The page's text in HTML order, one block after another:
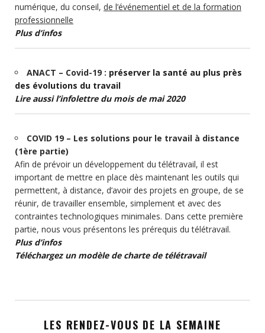
numérique, du conseil, de l’événementiel et de la formation
professionnelle
Plus d’infos
ANACT – Covid-19 : préserver la santé au plus près
des évolutions du travail
Lire aussi l’infolettre du mois de mai 2020
COVID 19 – Les solutions pour le travail à distance
(1ère partie)
Afin de prévoir un développement du télétravail, il est
important de mettre en place dès maintenant les outils qui
permettent, à distance, d’avoir des projets en groupe, de se
réunir, de travailler ensemble, simplement et avec des
contraintes technologiques minimales. Dans cette première
partie, nous vous présentons les prérequis du télétravail.
Plus d’infos
Téléchargez un modèle de charte de télétravail
LES RENDEZ-VOUS DE LA SEMAINE